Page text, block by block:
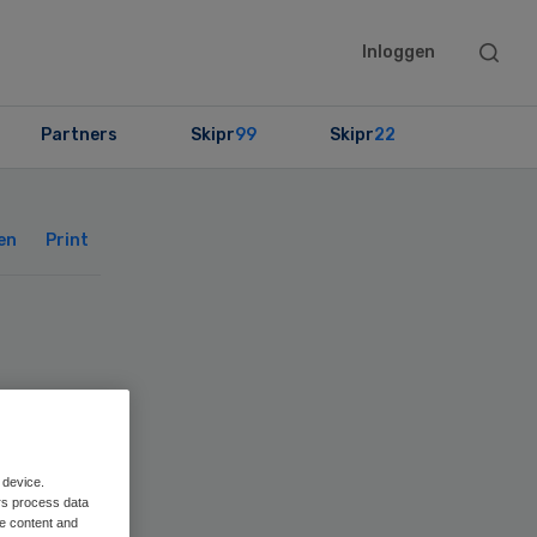
Inloggen
Search
Partners Skipr99 Skipr22
Print
process data
content and